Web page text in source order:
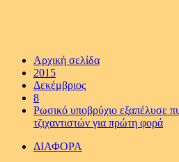
Αρχική σελίδα
2015
Δεκέμβριος
8
Ρωσικό υποβρύχιο εξαπέλυσε
τζιχαντιστών για πρώτη φορά
ΔΙΑΦΟΡΑ